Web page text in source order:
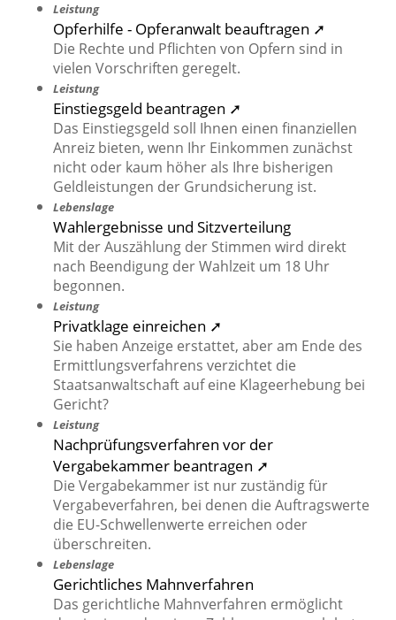
Leistung
Opferhilfe - Opferanwalt beauftragen ➚
Die Rechte und Pflichten von Opfern sind in
vielen Vorschriften geregelt.
Leistung
Einstiegsgeld beantragen ➚
Das Einstiegsgeld soll Ihnen einen finanziellen
Anreiz bieten, wenn Ihr Einkommen zunächst
nicht oder kaum höher als Ihre bisherigen
Geldleistungen der Grundsicherung ist.
Lebenslage
Wahlergebnisse und Sitzverteilung
Mit der Auszählung der Stimmen wird direkt
nach Beendigung der Wahlzeit um 18 Uhr
begonnen.
Leistung
Privatklage einreichen ➚
Sie haben Anzeige erstattet, aber am Ende des
Ermittlungsverfahrens verzichtet die
Staatsanwaltschaft auf eine Klageerhebung bei
Gericht?
Leistung
Nachprüfungsverfahren vor der
Vergabekammer beantragen ➚
Die Vergabekammer ist nur zuständig für
Vergabeverfahren, bei denen die Auftragswerte
die EU-Schwellenwerte erreichen oder
überschreiten.
Lebenslage
Gerichtliches Mahnverfahren
Das gerichtliche Mahnverfahren ermöglicht